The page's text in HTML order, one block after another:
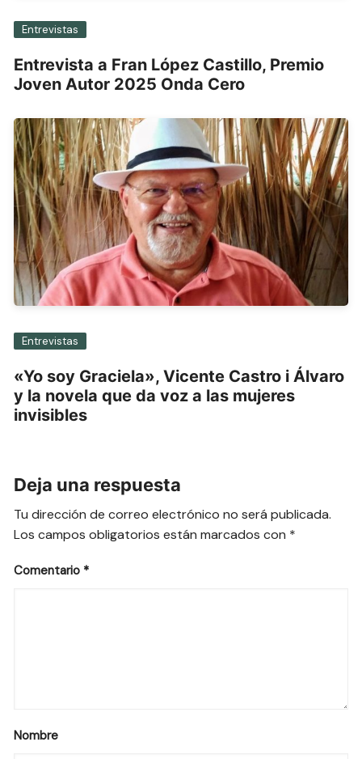
Entrevistas
Entrevista a Fran López Castillo, Premio
Joven Autor 2025 Onda Cero
Entrevistas
«Yo soy Graciela», Vicente Castro i Álvaro
y la novela que da voz a las mujeres
invisibles
Deja una respuesta
Tu dirección de correo electrónico no será publicada.
Los campos obligatorios están marcados con *
Comentario *
Nombre